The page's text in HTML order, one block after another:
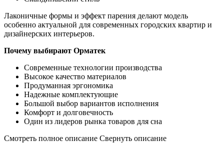
Лаконичные формы и эффект парения делают модель
особенно актуальной для современных городских квартир и
дизайнерских интерьеров.
Почему выбирают Орматек
Современные технологии производства
Высокое качество материалов
Продуманная эргономика
Надежные комплектующие
Большой выбор вариантов исполнения
Комфорт и долговечность
Один из лидеров рынка товаров для сна
Смотреть полное описание Свернуть описание